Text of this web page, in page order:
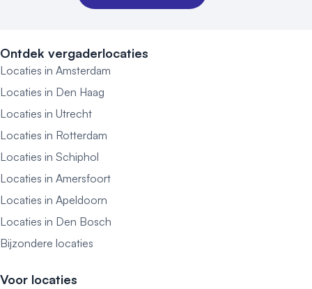
Ontdek vergaderlocaties
Locaties in Amsterdam
Locaties in Den Haag
Locaties in Utrecht
Locaties in Rotterdam
Locaties in Schiphol
Locaties in Amersfoort
Locaties in Apeldoorn
Locaties in Den Bosch
Bijzondere locaties
Voor locaties